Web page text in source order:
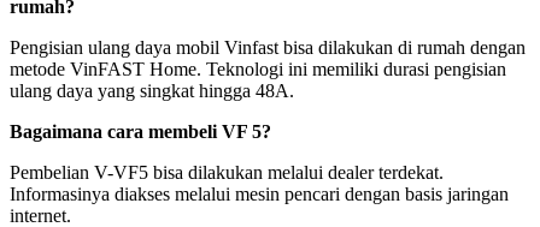
rumah?
Pengisian ulang daya mobil Vinfast bisa dilakukan di rumah dengan
metode VinFAST Home. Teknologi ini memiliki durasi pengisian
ulang daya yang singkat hingga 48A.
Bagaimana cara membeli VF 5?
Pembelian V-VF5 bisa dilakukan melalui dealer terdekat.
Informasinya diakses melalui mesin pencari dengan basis jaringan
internet.